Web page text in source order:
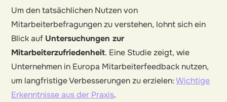
Um den tatsächlichen Nutzen von
Mitarbeiterbefragungen zu verstehen, lohnt sich ein
Blick auf Untersuchungen zur
Mitarbeiterzufriedenheit. Eine Studie zeigt, wie
Unternehmen in Europa Mitarbeiterfeedback nutzen,
um langfristige Verbesserungen zu erzielen:Wichtige
Erkenntnisse aus der Praxis.